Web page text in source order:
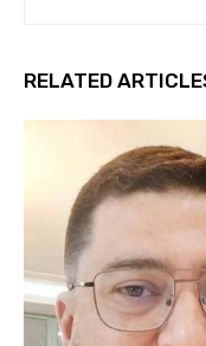
RELATED